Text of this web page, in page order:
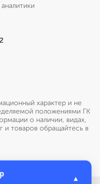
характер и не
положениями ГК
о наличии, видах,
и товаров обращайтесь в
▲